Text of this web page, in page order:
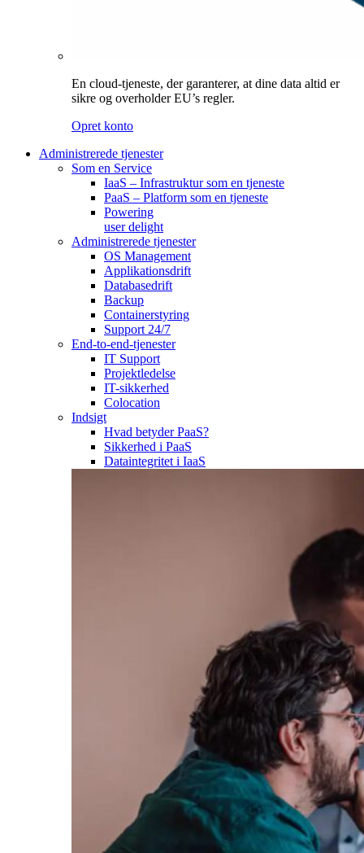
En cloud-tjeneste, der garanterer, at dine data altid er
sikre og overholder EU’s regler.
Opret konto
Administrerede tjenester
Som en Service
IaaS – Infrastruktur som en tjeneste
PaaS – Platform som en tjeneste
Powering
user delight
Administrerede tjenester
OS Management
Applikationsdrift
Databasedrift
Backup
Containerstyring
Support 24/7
End-to-end-tjenester
IT Support
Projektledelse
IT-sikkerhed
Colocation
Indsigt
Hvad betyder PaaS?
Sikkerhed i PaaS
Dataintegritet i IaaS